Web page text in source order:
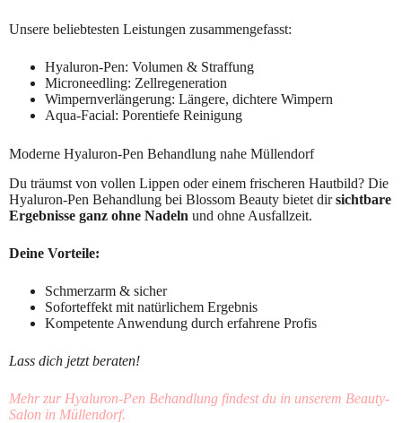
Unsere beliebtesten Leistungen zusammengefasst:
Hyaluron-Pen: Volumen & Straffung
Microneedling: Zellregeneration
Wimpernverlängerung: Längere, dichtere Wimpern
Aqua-Facial: Porentiefe Reinigung
Moderne Hyaluron-Pen Behandlung nahe Müllendorf
Du träumst von vollen Lippen oder einem frischeren Hautbild? Die
Hyaluron-Pen Behandlung bei Blossom Beauty bietet dirsichtbare
Ergebnisse ganz ohne Nadeln und ohne Ausfallzeit.
Deine Vorteile:
Schmerzarm & sicher
Soforteffekt mit natürlichem Ergebnis
Kompetente Anwendung durch erfahrene Profis
Lass dich jetzt beraten!
Mehr zur Hyaluron-Pen Behandlung findest du in unserem Beauty-
Salon in Müllendorf.